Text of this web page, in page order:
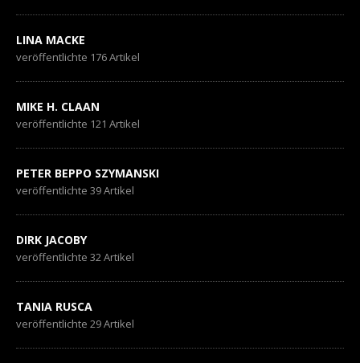
LINA MACKE
veröffentlichte 176 Artikel
MIKE H. CLAAN
veröffentlichte 121 Artikel
PETER BEPPO SZYMANSKI
veröffentlichte 39 Artikel
DIRK JACOBY
veröffentlichte 32 Artikel
TANIA RUSCA
veröffentlichte 29 Artikel